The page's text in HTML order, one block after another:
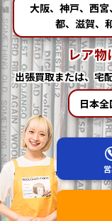
大阪、神戸、西
都、滋賀、
レア物
出張買取または、宅
日本